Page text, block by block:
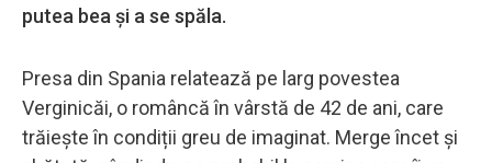
putea bea și a se spăla.
Presa din Spania relatează pe larg povestea
Verginicăi, o româncă în vârstă de 42 de ani, care
trăiește în condiții greu de imaginat. Merge încet și